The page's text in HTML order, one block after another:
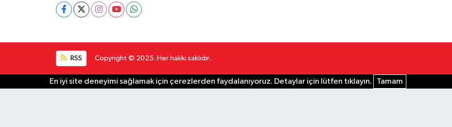
RSS Copyright © 2025. Her hakkı saklıdır.
En iyi site deneyimi sağlamak için çerezlerden faydalanıyoruz. Detaylar için lütfen tıklayın. Tamam